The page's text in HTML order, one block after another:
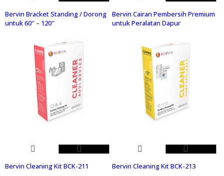
Bervin Bracket Standing / Dorong
untuk 60″ – 120″
Bervin Cairan Pembersih Premium
untuk Peralatan Dapur
Bervin Cleaning Kit BCK-211
Bervin Cleaning Kit BCK-213